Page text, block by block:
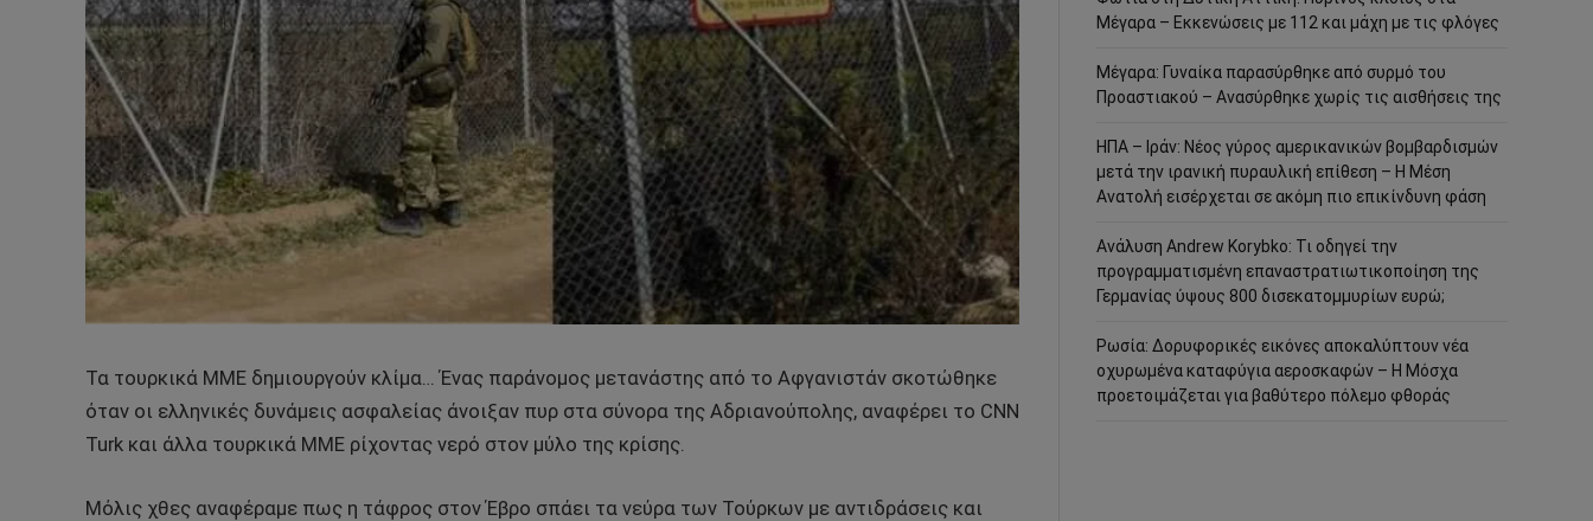
Τα τουρκικά ΜΜΕ δημιουργούν κλίμα… Ένας παράνομος μετανάστης από το Αφγανιστάν σκοτώθηκε
όταν οι ελληνικές δυνάμεις ασφαλείας άνοιξαν πυρ στα σύνορα της Αδριανούπολης, αναφέρει το CNN
Turk και άλλα τουρκικά ΜΜΕ ρίχοντας νερό στον μύλο της κρίσης.
Μόλις χθες αναφέραμε πως η τάφρος στον Έβρο σπάει τα νεύρα των Τούρκων με αντιδράσεις και
Μέγαρα – Εκκενώσεις με 112 και μάχη με τις φλόγες
Μέγαρα: Γυναίκα παρασύρθηκε από συρμό του
Προαστιακού – Ανασύρθηκε χωρίς τις αισθήσεις της
ΗΠΑ – Ιράν: Νέος γύρος αμερικανικών βομβαρδισμών
μετά την ιρανική πυραυλική επίθεση – Η Μέση
Ανατολή εισέρχεται σε ακόμη πιο επικίνδυνη φάση
Ανάλυση Andrew Korybko: Τι οδηγεί την
προγραμματισμένη επαναστρατιωτικοποίηση της
Γερμανίας ύψους 800 δισεκατομμυρίων ευρώ;
Ρωσία: Δορυφορικές εικόνες αποκαλύπτουν νέα
οχυρωμένα καταφύγια αεροσκαφών – Η Μόσχα
προετοιμάζεται για βαθύτερο πόλεμο φθοράς